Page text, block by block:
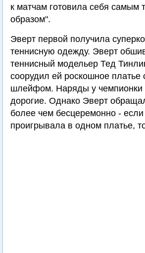
к матчам готовила себя самым
образом".
Эверт первой получила
теннисную одежду. Эверт
теннисный модельер Тед
соорудил ей роскошное
шлейфом. Наряды у
дорогие. Однако Эверт
более чем бесцеремонно -
проигрывала в одном платье,